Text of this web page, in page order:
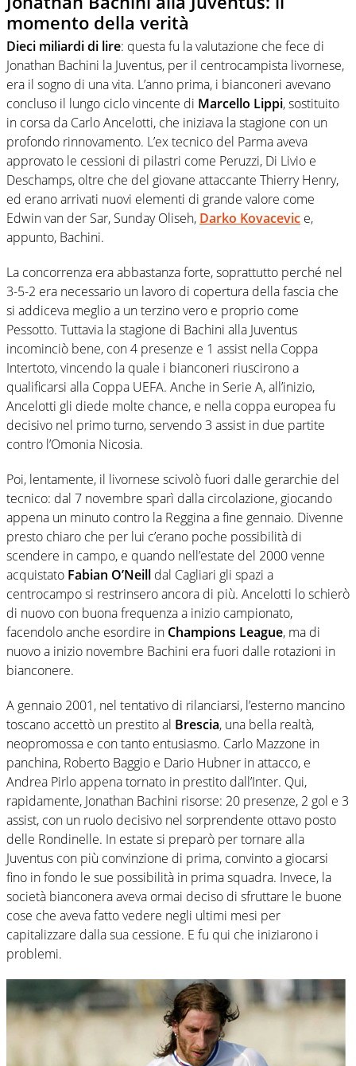
momento della verità
Dieci miliardi di lire: questa fu la valutazione che fece di
Jonathan Bachini la Juventus, per il centrocampista livornese,
era il sogno di una vita. L’anno prima, i bianconeri avevano
concluso il lungo ciclo vincente di Marcello Lippi, sostituito
in corsa da Carlo Ancelotti, che iniziava la stagione con un
profondo rinnovamento. L’ex tecnico del Parma aveva
approvato le cessioni di pilastri come Peruzzi, Di Livio e
Deschamps, oltre che del giovane attaccante Thierry Henry,
ed erano arrivati nuovi elementi di grande valore come
Edwin van der Sar, Sunday Oliseh, Darko Kovacevic e,
appunto, Bachini.
La concorrenza era abbastanza forte, soprattutto perché nel
3-5-2 era necessario un lavoro di copertura della fascia che
si addiceva meglio a un terzino vero e proprio come
Pessotto. Tuttavia la stagione di Bachini alla Juventus
incominciò bene, con 4 presenze e 1 assist nella Coppa
Intertoto, vincendo la quale i bianconeri riuscirono a
qualificarsi alla Coppa UEFA. Anche in Serie A, all’inizio,
Ancelotti gli diede molte chance, e nella coppa europea fu
decisivo nel primo turno, servendo 3 assist in due partite
contro l’Omonia Nicosia.
Poi, lentamente, il livornese scivolò fuori dalle gerarchie del
tecnico: dal 7 novembre sparì dalla circolazione, giocando
appena un minuto contro la Reggina a fine gennaio. Divenne
presto chiaro che per lui c’erano poche possibilità di
scendere in campo, e quando nell’estate del 2000 venne
acquistato Fabian O’Neill dal Cagliari gli spazi a
centrocampo si restrinsero ancora di più. Ancelotti lo schierò
di nuovo con buona frequenza a inizio campionato,
facendolo anche esordire in Champions League, ma di
nuovo a inizio novembre Bachini era fuori dalle rotazioni in
bianconere.
A gennaio 2001, nel tentativo di rilanciarsi, l’esterno mancino
toscano accettò un prestito al Brescia, una bella realtà,
neopromossa e con tanto entusiasmo. Carlo Mazzone in
panchina, Roberto Baggio e Dario Hubner in attacco, e
Andrea Pirlo appena tornato in prestito dall’Inter. Qui,
rapidamente, Jonathan Bachini risorse: 20 presenze, 2 gol e 3
assist, con un ruolo decisivo nel sorprendente ottavo posto
delle Rondinelle. In estate si preparò per tornare alla
Juventus con più convinzione di prima, convinto a giocarsi
fino in fondo le sue possibilità in prima squadra. Invece, la
società bianconera aveva ormai deciso di sfruttare le buone
cose che aveva fatto vedere negli ultimi mesi per
capitalizzare dalla sua cessione. E fu qui che iniziarono i
problemi.